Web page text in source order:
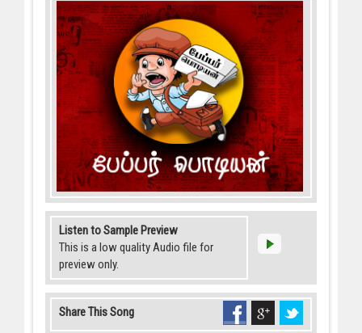
Listen to Sample Preview
This is a low quality Audio file for
preview only.
Share This Song